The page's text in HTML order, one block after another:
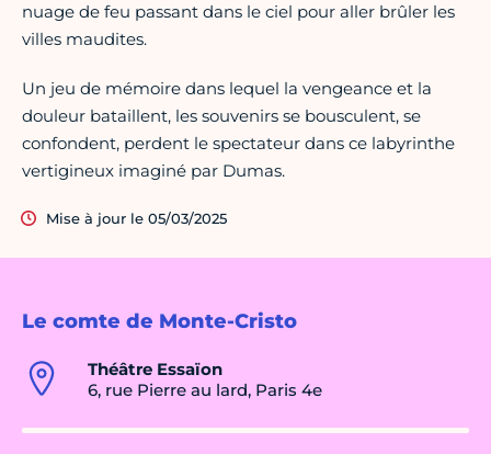
Le comte de Monte-Cristo
Théâtre Essaïon
6, rue Pierre au lard, Paris 4e
nuage de feu passant dans le ciel pour aller brûler les
villes maudites.
Un jeu de mémoire dans lequel la vengeance et la
douleur bataillent, les souvenirs se bousculent, se
confondent, perdent le spectateur dans ce labyrinthe
vertigineux imaginé par Dumas.
Mise à jour le 05/03/2025